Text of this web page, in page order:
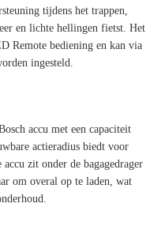
tijdens het trappen,
en lichte hellingen fietst. Het
Remote bediening en kan via
ingesteld.
accu met een capaciteit
actieradius biedt voor
zit onder de bagagedrager
om overal op te laden, wat